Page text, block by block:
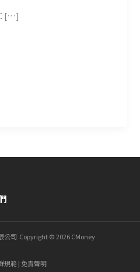
[…]
公司 Copyright © 2026 CMoney
規範 | 免責聲明